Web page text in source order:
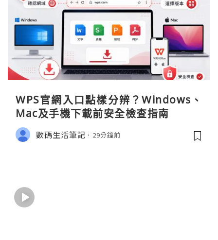
WPS官網入口點樣分辨？Windows、
Mac及手機下載前安全檢查指南
數碼生活筆記 29分鐘前